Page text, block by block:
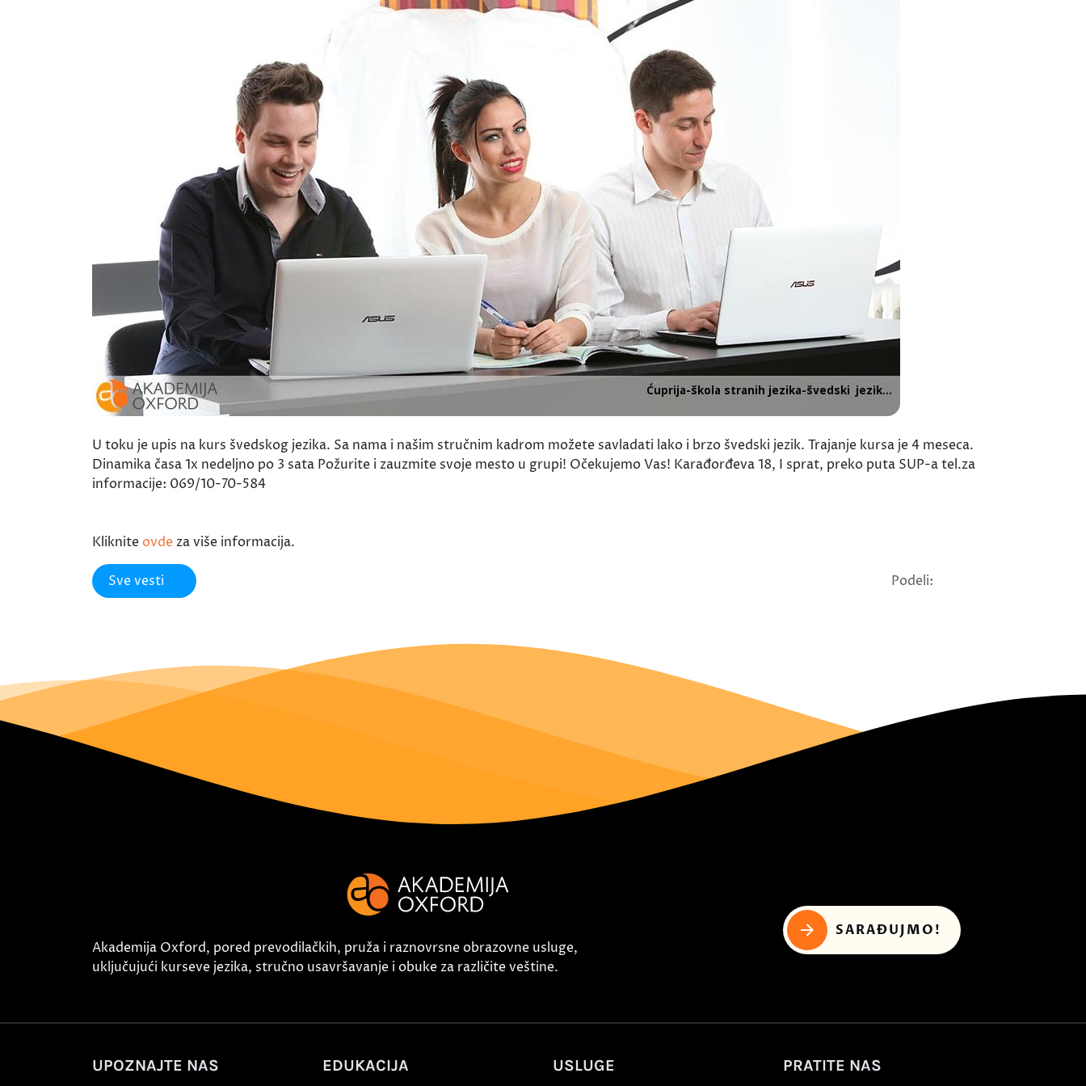
U toku je upis na kurs švedskog jezika. Sa nama i našim stručnim kadrom možete savladati lako i brzo švedski jezik. Trajanje kursa je 4 meseca.
Dinamika časa 1x nedeljno po 3 sata Požurite i zauzmite svoje mesto u grupi! Očekujemo Vas! Karađorđeva 18, I sprat, preko puta SUP-a tel.za
informacije: 069/10-70-584
Kliknite ovde za više informacija.
Sve vesti Podeli:
Akademija Oxford, pored prevodilačkih, pruža i raznovrsne obrazovne usluge,
uključujući kurseve jezika, stručno usavršavanje i obuke za različite veštine.
SARAĐUJMO!
UPOZNAJTE NAS EDUKACIJA USLUGE PRATITE NAS